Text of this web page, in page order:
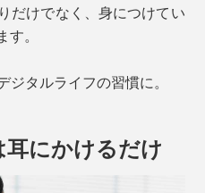
だけでなく、身につけてい
。
ジタルライフの習慣に。
耳にかけるだけ